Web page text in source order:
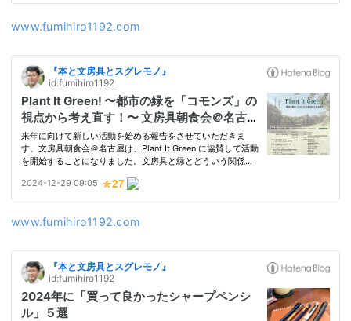
www.fumihiro1192.com
www.fumihiro1192.com